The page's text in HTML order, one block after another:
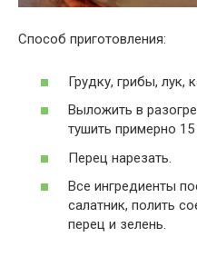
Способ приготовления:
Грудку, грибы, лук,
Выложить в
тушить примерно
Перец нарезать.
Все ингредиенты
салатник, полить
перец и зелень.